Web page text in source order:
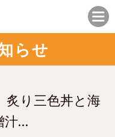
らせ
炙り三色丼と海
汁…